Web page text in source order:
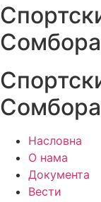
Сомбора
Насловна
О нама
Документа
Вести